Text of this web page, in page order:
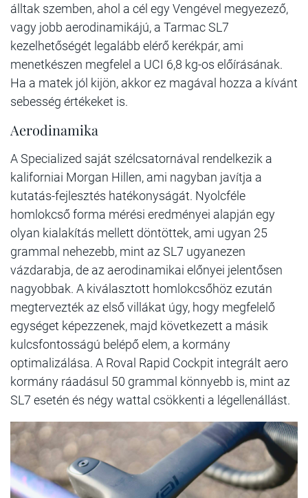
álltak szemben, ahol a cél egy Vengével megyezező,
vagy jobb aerodinamikájú, a Tarmac SL7
kezelhetőségét legalább elérő kerékpár, ami
menetkészen megfelel a UCI 6,8 kg-os előírásának.
Ha a matek jól kijön, akkor ez magával hozza a kívánt
sebesség értékeket is.
Aerodinamika
A Specialized saját szélcsatornával rendelkezik a
kaliforniai Morgan Hillen, ami nagyban javítja a
kutatás-fejlesztés hatékonyságát. Nyolcféle
homlokcső forma mérési eredményei alapján egy
olyan kialakítás mellett döntöttek, ami ugyan 25
grammal nehezebb, mint az SL7 ugyanezen
vázdarabja, de az aerodinamikai előnyei jelentősen
nagyobbak. A kiválasztott homlokcsőhöz ezután
megtervezték az első villákat úgy, hogy megfelelő
egységet képezzenek, majd következett a másik
kulcsfontosságú belépő elem, a kormány
optimalizálása. A Roval Rapid Cockpit integrált aero
kormány ráadásul 50 grammal könnyebb is, mint az
SL7 esetén és négy wattal csökkenti a légellenállást.